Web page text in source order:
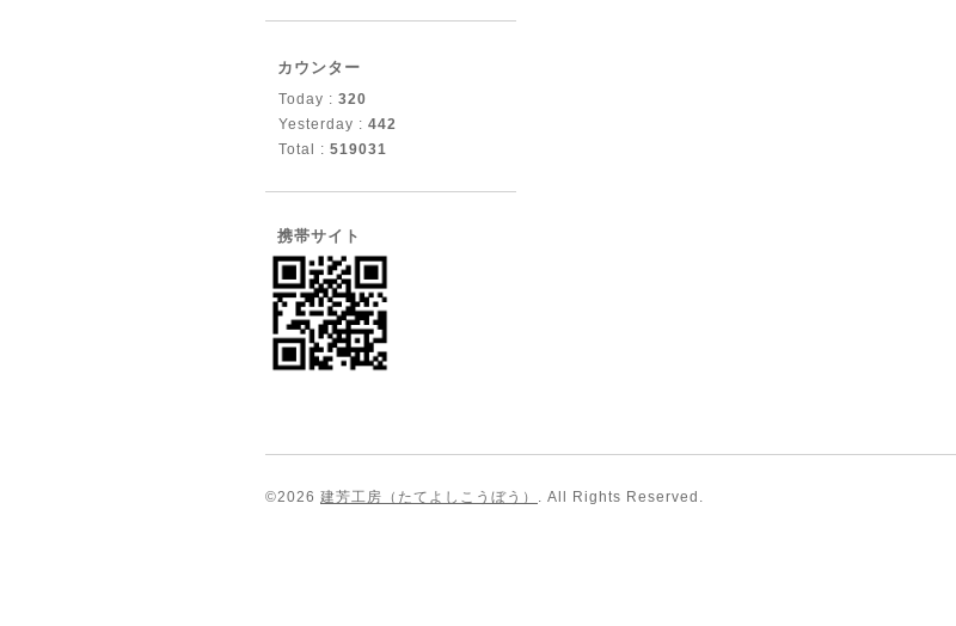
カウンター
Today : 320
Yesterday : 442
Total : 519031
携帯サイト
©2026 建芳工房（たてよしこうぼう） . All Rights Reserved.